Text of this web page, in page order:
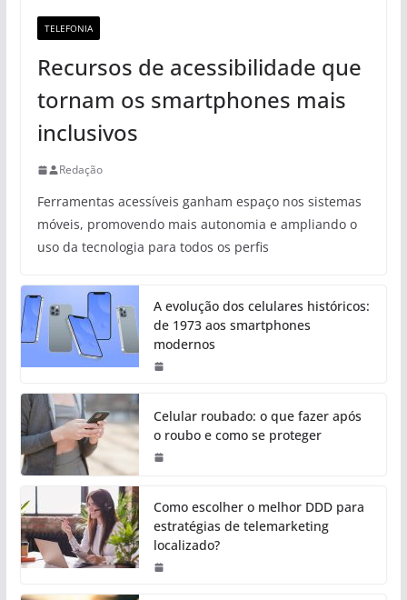
TELEFONIA
Recursos de acessibilidade que
tornam os smartphones mais
inclusivos
Redação
Ferramentas acessíveis ganham espaço nos sistemas
móveis, promovendo mais autonomia e ampliando o
uso da tecnologia para todos os perfis
A evolução dos celulares históricos:
de 1973 aos smartphones
modernos
Celular roubado: o que fazer após
o roubo e como se proteger
Como escolher o melhor DDD para
estratégias de telemarketing
localizado?